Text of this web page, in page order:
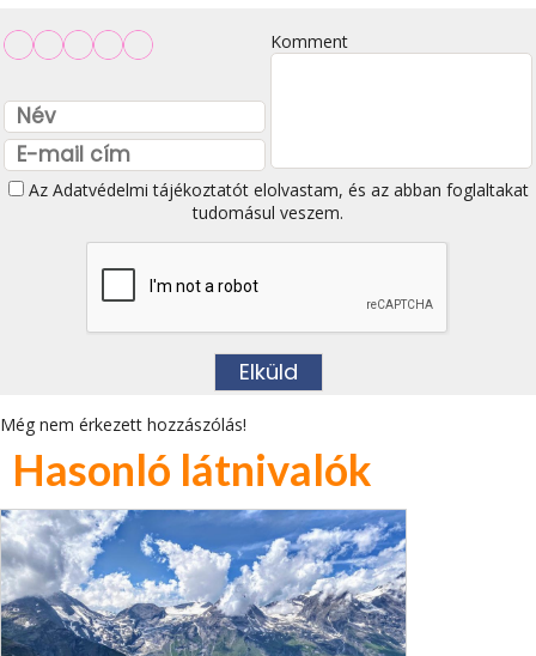
Komment
Az Adatvédelmi tájékoztatótelolvastam, és az abban foglaltakat
tudomásul veszem.
Még nem érkezett hozzászólás!
Hasonló látnivalók